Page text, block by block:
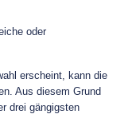
oder
erscheint, kann die
Aus diesem Grund
drei gängigsten